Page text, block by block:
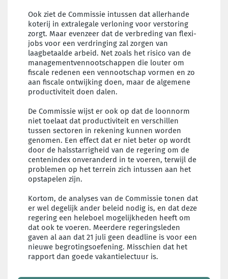
Ook ziet de Commissie intussen dat allerhande
koterij in extralegale verloning voor verstoring
zorgt. Maar evenzeer dat de verbreding van flexi-
jobs voor een verdringing zal zorgen van
laagbetaalde arbeid. Net zoals het risico van de
managementvennootschappen die louter om
fiscale redenen een vennootschap vormen en zo
aan fiscale ontwijking doen, maar de algemene
productiviteit doen dalen.
De Commissie wijst er ook op dat de loonnorm
niet toelaat dat productiviteit en verschillen
tussen sectoren in rekening kunnen worden
genomen. Een effect dat er niet beter op wordt
door de halsstarrigheid van de regering om de
centenindex onveranderd in te voeren, terwijl de
problemen op het terrein zich intussen aan het
opstapelen zijn.
Kortom, de analyses van de Commissie tonen dat
er wel degelijk ander beleid nodig is, en dat deze
regering een heleboel mogelijkheden heeft om
dat ook te voeren. Meerdere regeringsleden
gaven al aan dat 21 juli geen deadline is voor een
nieuwe begrotingsoefening. Misschien dat het
rapport dan goede vakantielectuur is.